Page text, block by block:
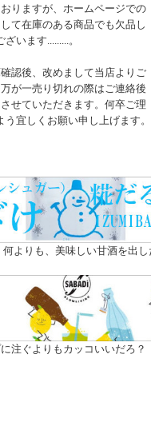
りますが、ホームページでの
て在庫のある商品でも欠品し
います.........。
認後、改めまして当店よりご
が一売り切れの際はご連絡後
せていただきます。何卒ご理
宜しくお願い申し上げます。
よりも、美味しい甘酒を出
注ぐよりもカッコいいだろ？